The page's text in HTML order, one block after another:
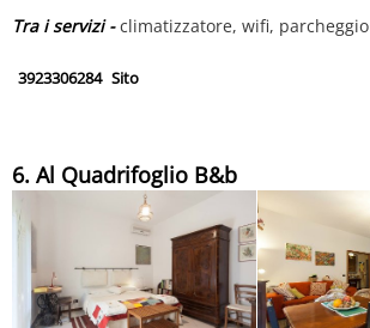
Tra i servizi -climatizzatore, wifi, parcheggio
3923306284 Sito
6. Al Quadrifoglio B&b